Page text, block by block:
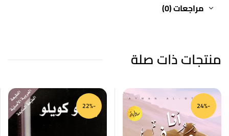
مراجعات (0)
منتجات ذات صلة
-24%
-22%